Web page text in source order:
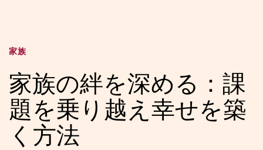
家族の絆を深める：課
題を乗り越え幸せを築
く方法
家族